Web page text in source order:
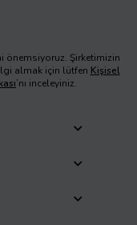
önemsiyoruz. Şirketimizin
almak için lütfen Kişisel
’nı inceleyiniz.